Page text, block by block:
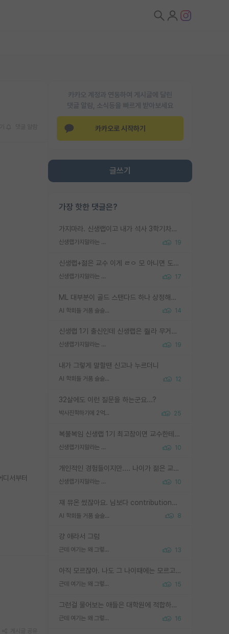
카카오 계정과 연동하여 게시글에 달린
댓글 알람, 소식등을 빠르게 받아보세요
카카오로 시작하기
글쓰기
가장 핫한 댓글은?
가지마라. 신생랩이고 내가 석사 3학기차인데 최고참인데 나도 아무것도 모르는데 교수가 후배들 왜 논문 교육 안시키냐. 논문 왜 안 써오냐 닦달한다
신생랩가지말라는 이유가 있었구나 19
신생랩+젊은 교수 이게 ㄹㅇ 모 아니면 도인듯.
신생랩가지말라는 이유가 있었구나 17
ML 대부분이 골드 스탠다드 하나 상정해놓고 (벤치마크 데이터셋이 여러 개면 여러 개 상정) 그거 얼마나 잘 맞추나 싸움임 가끔 번뜩이는 설계 철학을 보여주는 논문들도 있지만 대부분 그거 성적 얼마나 더 올리느라에 혈안이 되어 있는 측면이 잇음
AI 학회들 거품 슬슬 지적이 나오네요 14
신생랩 1기 출신인데 신생랩은 줠라 무거운 바벨 같은거임. 들면 대박인데 못들면 깔려 죽음. 아무도 알려주지 않는 환경에서 자생해야하지만, 일단 살아남았다면 그 어떤 사람보다 악착같고 생존력 높은 사람으로 거듭날 수 있음
신생랩가지말라는 이유가 있었구나 19
내가 그렇게 말할땐 신고나 누르더니
AI 학회들 거품 슬슬 지적이 나오네요 12
32살에도 이런 질문을 하는군요...?
박사진학하기에 2억은 괜찮은 (?) 정도의 경제력인가요 25
복불복임 신생랩 1기 최고참이면 교수한테 직접 지도받는 시간이 매우 많음 제대로 된 교수라면 말이지 그게 아니라면 그냥 넌 해방 불가능한 노예 1호에 감점쓰레기통이 되는거고
신생랩가지말라는 이유가 있었구나 10
개인적인 경험들이지만.... 나이가 젊은 교수일수록 꼰대라는 가면을 쓴 채로 무례함을 행동하는 경우가 거의 90% 정도였음. 나이가 어린데 다른 또래들과 달리 명예, 권력, 재력까지 얻었으니 세상 다 가진 기분이겠지. 오히러 나이 든 교수들이 행동과 말을 더 조심하시더라.
신생랩가지말라는 이유가 있었구나 10
쟤 뮤온 썼잖아요. 님보다 contribution많음
AI 학회들 거품 슬슬 지적이 나오네요 8
걍 애라서 그럼
근데 여기는 왜 그렇게 SPK를 물어보는거임? 13
아직 모르잖아. 나도 그 나이때에는 모르고 평가 받고 안심하고 싶었어.
근데 여기는 왜 그렇게 SPK를 물어보는거임? 15
그런걸 물어보는 애들은 대학원에 적합하지 않다
근데 여기는 왜 그렇게 SPK를 물어보는거임? 16
서부터